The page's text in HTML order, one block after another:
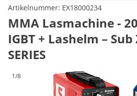
Artikelnummer: EX18000234
MMA Lasmachine -
IGBT + Lashelm – Sub
SERIES
1/8